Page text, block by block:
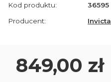
Kod produktu:
36595
Producent:
Invicta
Cena
849,00 zł